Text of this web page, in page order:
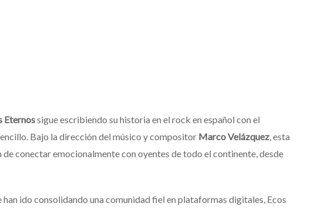
Eternossigue escribiendo su historia en el rock en español con el
Bajo la dirección del músico y compositor Marco Velázquez, esta
de conectar emocionalmente con oyentes de todo el continente, desde
han ido consolidando una comunidad fiel en plataformas digitales, Ecos